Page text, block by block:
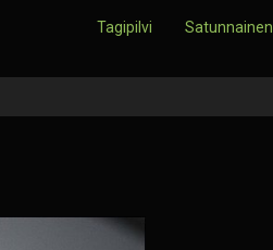
Tagipilvi Satunnainen